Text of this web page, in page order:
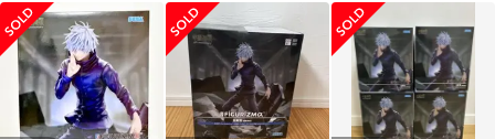
量空処 フィギュア
悟 領域展開 無量空処
売り